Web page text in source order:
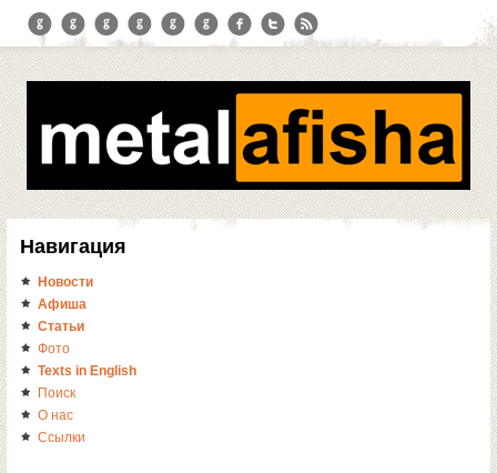
Навигация
Новости
Афиша
Статьи
Фото
Texts in English
Поиск
О нас
Ссылки